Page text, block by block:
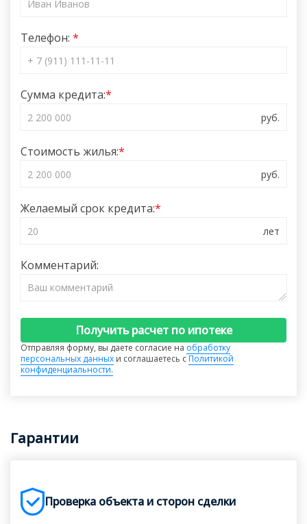
Телефон:
Сумма кредита:
Стоимость жилья:
Желаемый срок кредита:
Комментарий:
Получить расчет по ипотеке
Отправляя форму, вы даете согласие на обработку
персональных данных и соглашаетесь сПолитикой
конфиденциальности.
Гарантии
Проверка объекта и сторон сделки